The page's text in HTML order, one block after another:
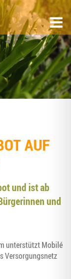
AUF
und ist ab
und
unter­stützt Mobilé
Ver­sor­gungs­netz